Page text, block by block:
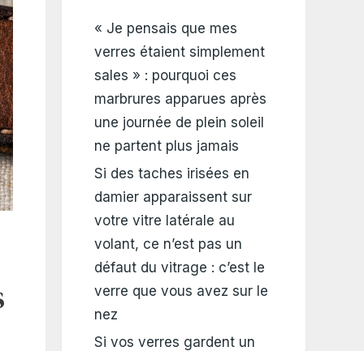
« Je pensais que mes
verres étaient simplement
sales » : pourquoi ces
marbrures apparues après
une journée de plein soleil
ne partent plus jamais
Si des taches irisées en
damier apparaissent sur
votre vitre latérale au
volant, ce n’est pas un
défaut du vitrage : c’est le
verre que vous avez sur le
nez
Si vos verres gardent un